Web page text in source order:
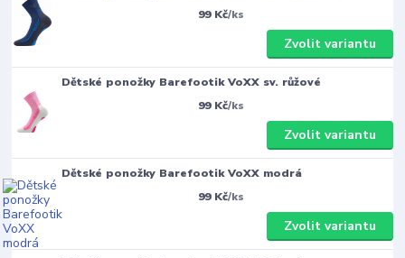
99 Kč/ks
Zvolit variantu
Dětské ponožky Barefootik VoXX sv. růžové
99 Kč/ks
Zvolit variantu
Dětské ponožky Barefootik VoXX modrá
99 Kč/ks
Zvolit variantu